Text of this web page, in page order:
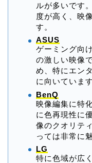
ルが多いです
度が高く、映
す。
ASUS
ゲーミング向
の激しい映像
め、特にエン
に向いています
BenQ
映像編集に特
に色再現性に
像のクオリテ
っては非常に
LG
特に色域が広